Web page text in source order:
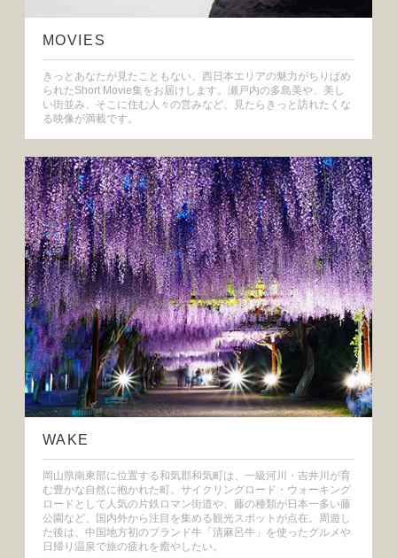
MOVIES
きっとあなたが見たこともない、西日本エリアの魅力がちりばめ
られたShort Movie集をお届けします。瀬戸内の多島美や、美し
い街並み、そこに住む人々の営みなど、見たらきっと訪れたくな
る映像が満載です。
WAKE
岡山県南東部に位置する和気郡和気町は、一級河川・吉井川が育
む豊かな自然に抱かれた町。サイクリングロード・ウォーキング
ロードとして人気の片鉄ロマン街道や、藤の種類が日本一多い藤
公園など、国内外から注目を集める観光スポットが点在。周遊し
た後は、中国地方初のブランド牛「清麻呂牛」を使ったグルメや
日帰り温泉で旅の疲れを癒やしたい。